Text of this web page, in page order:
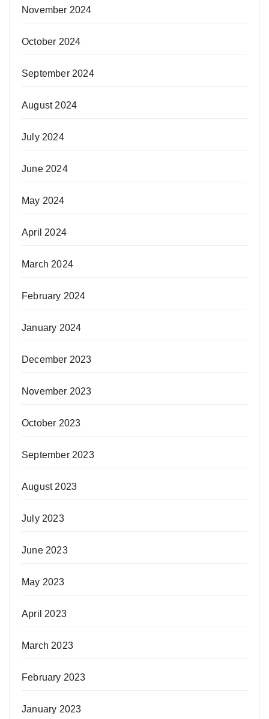
November 2024
October 2024
September 2024
August 2024
July 2024
June 2024
May 2024
April 2024
March 2024
February 2024
January 2024
December 2023
November 2023
October 2023
September 2023
August 2023
July 2023
June 2023
May 2023
April 2023
March 2023
February 2023
January 2023